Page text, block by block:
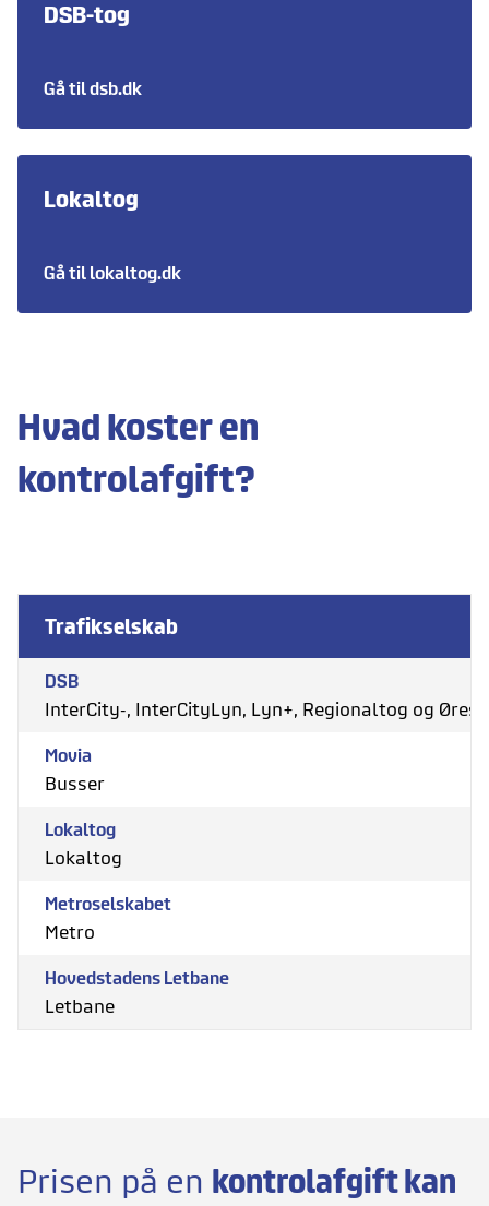
DSB-tog
Gå til dsb.dk
Lokaltog
Gå til lokaltog.dk
Hvad koster en
kontrolafgift?
Kontrolafgift
Trafikselskab
DSB
InterCity-, InterCityLyn, Lyn+, Regionaltog og
Movia
Busser
Lokaltog
Lokaltog
Metroselskabet
Metro
Hovedstadens Letbane
Letbane
Prisen på en kontrolafgift kan